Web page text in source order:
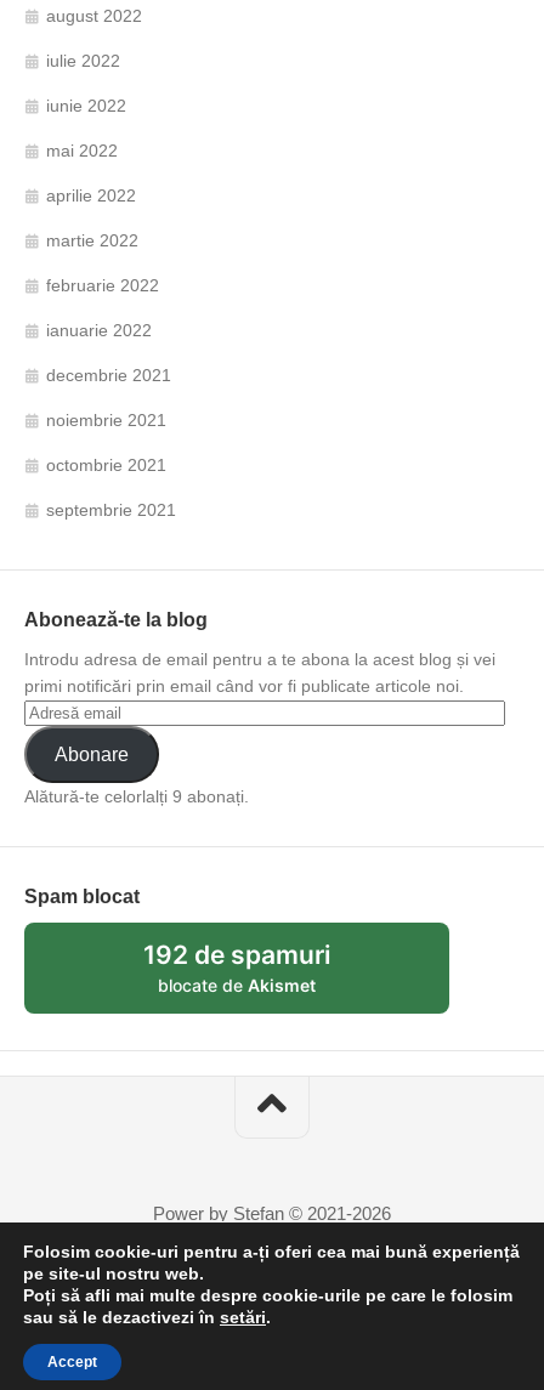
august 2022
iulie 2022
iunie 2022
mai 2022
aprilie 2022
martie 2022
februarie 2022
ianuarie 2022
decembrie 2021
noiembrie 2021
octombrie 2021
septembrie 2021
Abonează-te la blog
Introdu adresa de email pentru a te abona la acest blog și vei
primi notificări prin email când vor fi publicate articole noi.
Abonare
Alătură-te celorlalți 9 abonați.
Spam blocat
192 de spamuri
blocate de Akismet
Power by Stefan © 2021-2026
Folosim cookie-uri pentru a-ți oferi cea mai bună experiență
pe site-ul nostru web.
Poți să afli mai multe despre cookie-urile pe care le folosim
sau să le dezactivezi în setări.
Accept
3